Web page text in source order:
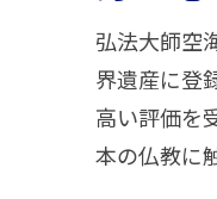
弘法大師空
界遺産に登
高い評価を
本の仏教に